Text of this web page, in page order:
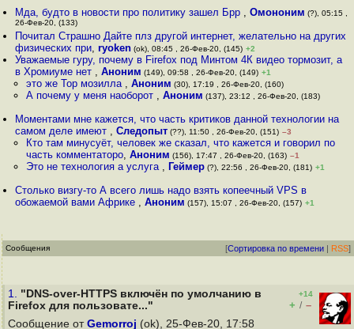
Мда, будто в новости про политику зашел Брр ,Омононим (?), 05:15 ,
26-Фев-20, (133)
Почитал Страшно Дайте плз другой интернет, желательно на других
физических при,ryoken (ok), 08:45 , 26-Фев-20, (145) +2
Уважаемые гуру, почему в Firefox под Минтом 4К видео тормозит, а
в Хромиуме нет ,Аноним (149), 09:58 , 26-Фев-20, (149) +1
это же Тор мозилла , Аноним (30), 17:19 , 26-Фев-20, (160)
А почему у меня наоборот , Аноним (137), 23:12 , 26-Фев-20, (183)
Моментами мне кажется, что часть критиков данной технологии на
самом деле имеют ,Следопыт (??), 11:50 , 26-Фев-20, (151) –3
Кто там минусуёт, человек же сказал, что кажется и говорил по
часть комментаторо, Аноним (156), 17:47 , 26-Фев-20, (163) –1
Это не технология а услуга , Геймер(?), 22:56 , 26-Фев-20, (181) +1
Столько визгу-то А всего лишь надо взять копеечный VPS в
обожаемой вами Африке ,Аноним (157), 15:07 , 26-Фев-20, (157) +1
Сообщения [Сортировка по времени | RSS]
1. "DNS-over-HTTPS включён по умолчанию в
Firefox для пользовате..."
+14
+ / –
Сообщение от Gemorroj (ok), 25-Фев-20, 17:58